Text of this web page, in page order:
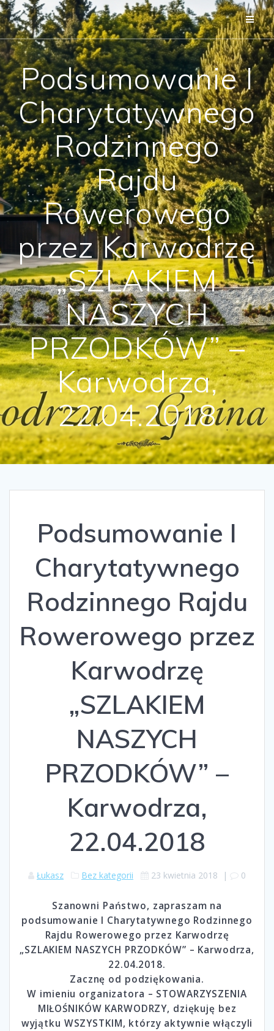
Przejdź
do
treści
Podsumowanie I
Charytatywnego
Rodzinnego
Rajdu
Rowerowego
przez Karwodrzę
„SZLAKIEM
NASZYCH
PRZODKÓW” –
Karwodrza,
22.04.2018
Podsumowanie I
Charytatywnego
Rodzinnego Rajdu
Rowerowego przez
Karwodrzę
„SZLAKIEM
NASZYCH
PRZODKÓW” –
Karwodrza,
22.04.2018
Łukasz Bez kategorii 23 kwietnia 2018 | 0
Szanowni Państwo, zapraszam na
podsumowanie I Charytatywnego Rodzinnego
Rajdu Rowerowego przez Karwodrzę
„SZLAKIEM NASZYCH PRZODKÓW” – Karwodrza,
22.04.2018.
Zacznę od podziękowania.
W imieniu organizatora – STOWARZYSZENIA
MIŁOŚNIKÓW KARWODRZY, dziękuję bez
wyjątku WSZYSTKIM, którzy aktywnie włączyli